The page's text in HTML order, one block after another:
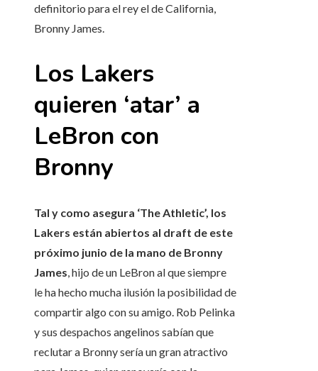
definitorio para el rey el de California,
Bronny James.
Los Lakers
quieren ‘atar’ a
LeBron con
Bronny
Tal y como asegura ‘The Athletic’, los
Lakers están abiertos al draft de este
próximo junio de la mano de Bronny
James, hijo de un LeBron al que siempre
le ha hecho mucha ilusión la posibilidad de
compartir algo con su amigo. Rob Pelinka
y sus despachos angelinos sabían que
reclutar a Bronny sería un gran atractivo